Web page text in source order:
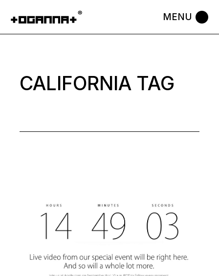
the
CALIFORNIA TAG